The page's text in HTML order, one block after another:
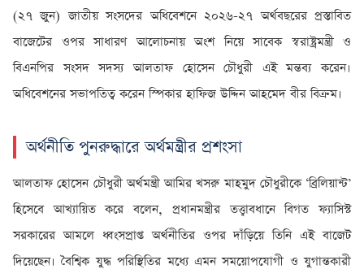
(২৭ জুন) জাতীয় সংসদের অধিবেশনে ২০২৬-২৭ অর্থবছরের প্রস্তাবিত
বাজেটের ওপর সাধারণ আলোচনায় অংশ নিয়ে সাবেক স্বরাষ্ট্রমন্ত্রী ও
বিএনপির সংসদ সদস্য আলতাফ হোসেন চৌধুরী এই মন্তব্য করেন।
অধিবেশনের সভাপতিত্ব করেন স্পিকার হাফিজ উদ্দিন আহমেদ বীর বিক্রম।
অর্থনীতি পুনরুদ্ধারে অর্থমন্ত্রীর প্রশংসা
আলতাফ হোসেন চৌধুরী অর্থমন্ত্রী আমির খসরু মাহমুদ চৌধুরীকে ‘ব্রিলিয়ান্ট’
হিসেবে আখ্যায়িত করে বলেন, প্রধানমন্ত্রীর তত্ত্বাবধানে বিগত ফ্যাসিস্ট
সরকারের আমলে ধ্বংসপ্রাপ্ত অর্থনীতির ওপর দাঁড়িয়ে তিনি এই বাজেট
দিয়েছেন। বৈশ্বিক যুদ্ধ পরিস্থিতির মধ্যে এমন সময়োপযোগী ও যুগান্তকারী